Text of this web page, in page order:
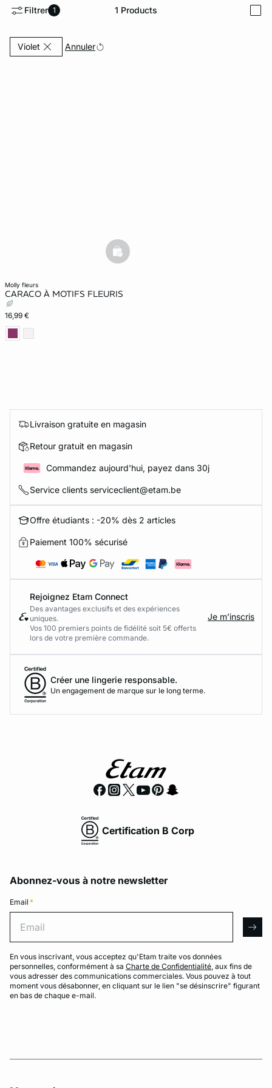
Filtrer 1 1 Products
Violet Currently Refined by Couleurs: Violet
Annuler
molly fleurs
CARACO À MOTIFS FLEURIS
16,99 €
basketfull
Livraison gratuite en magasin
Retour gratuit en magasin
Commandez aujourd'hui, payez dans 30j
Service clients serviceclient@etam.be
Offre étudiants : -20% dès 2 articles
Paiement 100% sécurisé
Rejoignez Etam Connect
Des avantages exclusifs et des expériences
uniques.
Vos 100 premiers points de fidélité soit 5€ offerts
lors de votre première commande.​
Je m’inscris
Créer une lingerie responsable.
Un engagement de marque sur le long terme.
Certification B Corp
Abonnez-vous à notre newsletter
Email *
En vous inscrivant, vous acceptez qu'Etam traite vos données
personnelles, conformément à sa Charte de Confidentialité, aux fins de
vous adresser des communications commerciales. Vous pouvez à tout
moment vous désabonner, en cliquant sur le lien "se désinscrire" figurant
en bas de chaque e-mail.